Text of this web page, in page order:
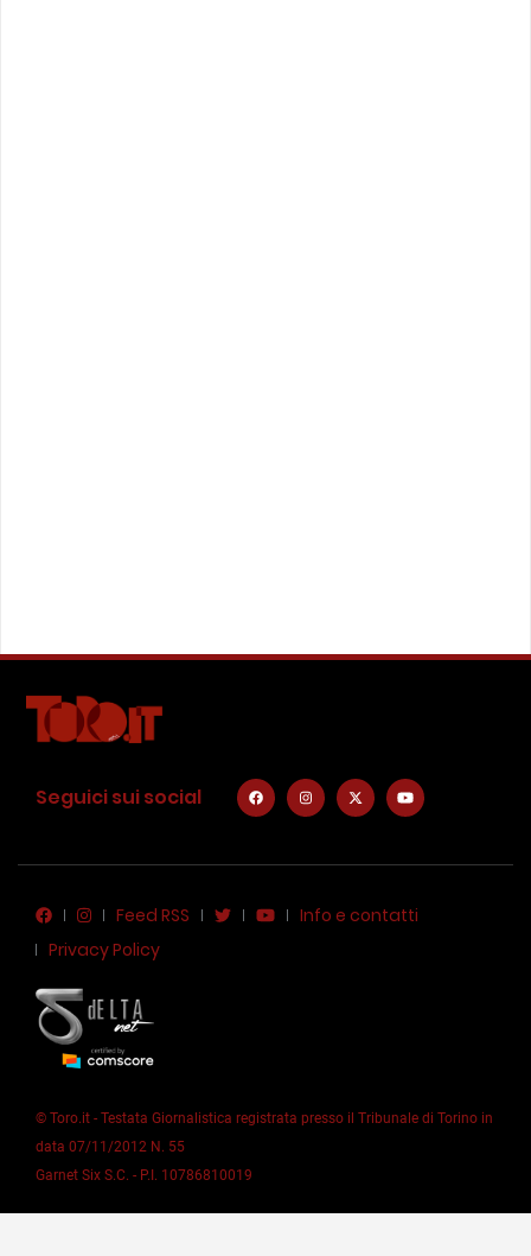
Seguici sui social
Feed RSS
Info e contatti
Privacy Policy
© Toro.it - Testata Giornalistica registrata presso il Tribunale di Torino in
data 07/11/2012 N. 55
Garnet Six S.C. - P.I. 10786810019